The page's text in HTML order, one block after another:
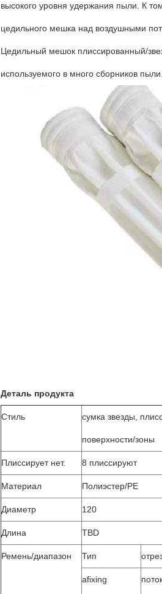
высокого уровня удержания пыли. К
цедильного мешка над воздушными
Цедильный мешок плиссированный/
используемого в много сборников пыли.
Деталь продукта
Стиль сумка звезды,
поверхности/зоны
Плиссирует нет. 8 плиссируют
Материал Полиэстер/PE
Диаметр 120
Длина TBD
Ремень/диапазон Тип
afixing